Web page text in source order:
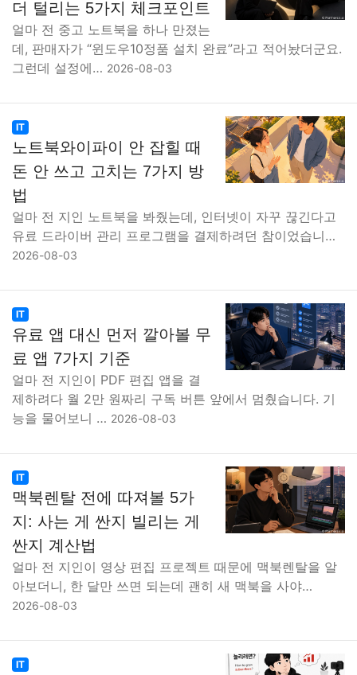
더 털리는 5가지 체크포인트
얼마 전 중고 노트북을 하나 만졌는
데, 판매자가 “윈도우10정품 설치 완료”라고 적어놨더군요.
그런데 설정에… 2026-08-03
IT
노트북와이파이 안 잡힐 때
돈 안 쓰고 고치는 7가지 방
법
얼마 전 지인 노트북을 봐줬는데, 인터넷이 자꾸 끊긴다고
유료 드라이버 관리 프로그램을 결제하려던 참이었습니…
2026-08-03
IT
유료 앱 대신 먼저 깔아볼 무
료 앱 7가지 기준
얼마 전 지인이 PDF 편집 앱을 결
제하려다 월 2만 원짜리 구독 버튼 앞에서 멈췄습니다. 기
능을 물어보니 … 2026-08-03
IT
맥북렌탈 전에 따져볼 5가
지: 사는 게 싼지 빌리는 게
싼지 계산법
얼마 전 지인이 영상 편집 프로젝트 때문에 맥북렌탈을 알
아보더니, 한 달만 쓰면 되는데 괜히 새 맥북을 사야…
2026-08-03
IT